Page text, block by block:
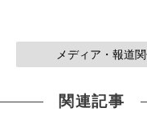
メディア・報道
関連記事